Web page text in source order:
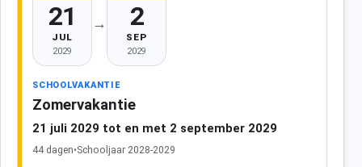
21
JUL
2029
→ 2
SEP
2029
SCHOOLVAKANTIE
Zomervakantie
21 juli 2029 tot en met 2 september 2029
44 dagen•Schooljaar 2028-2029